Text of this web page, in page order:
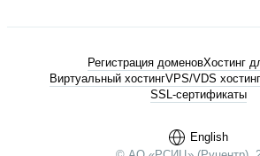
English
Регистрация доменовХостинг
Виртуальный хостингVPS/VDS хостинг
SSL-сертификаты